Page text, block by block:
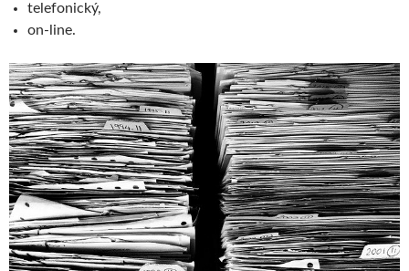
telefonický,
on-line.